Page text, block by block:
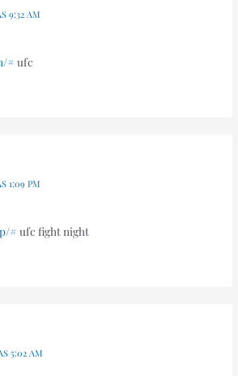
9:32 AM
# ufc
1:09 PM
# ufc fight night
5:02 AM